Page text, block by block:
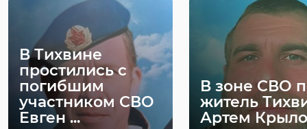
В Тихвине
простились с
погибшим
участником СВО
Евген ...
В зоне СВО
житель
Артем